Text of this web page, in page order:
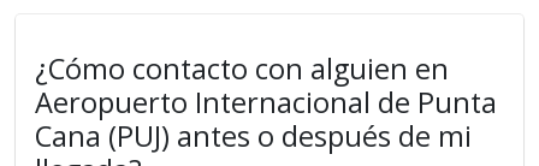
¿Cómo contacto con alguien en
Aeropuerto Internacional de Punta
Cana (PUJ) antes o después de mi